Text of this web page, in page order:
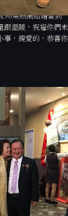
90桌熱鬧結婚宴到
跟溫暖，祝福你們未
事，親愛的，恭喜你